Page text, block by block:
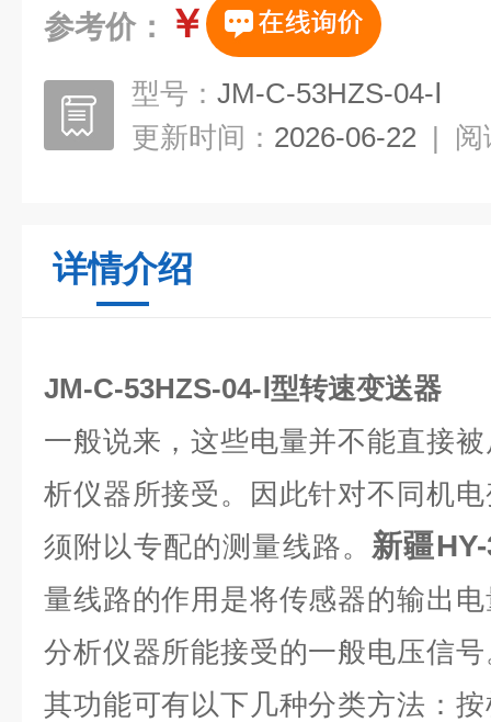
参考价： ￥
型号： JM-C-53HZS-04-Ⅰ
更新时间： 2026-06-22 | 阅
详情介绍
JM-C-53HZS-04-Ⅰ型转速变送器
一般说来，这些电量并不能直接
析仪器所接受。因此针对不同机
须附以专配的测量线路。 新疆
量线路的作用是将传感器的输出
分析仪器所能接受的一般电压信
其功能可有以下几种分类方法：